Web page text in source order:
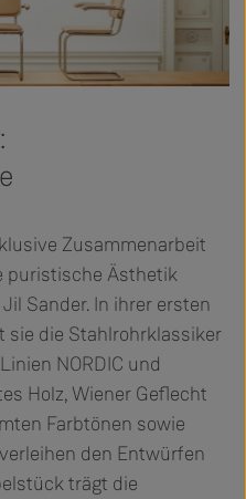
Zusammenarbeit
puristische Ästhetik
Sander. In ihrer ersten
die Stahlrohrklassiker
NORDIC und
Holz, Wiener Geflecht
Farbtönen sowie
den Entwürfen
trägt die